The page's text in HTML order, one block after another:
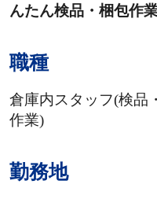
んたん検品・梱包作
職種
倉庫内スタッフ(検品
作業)
勤務地